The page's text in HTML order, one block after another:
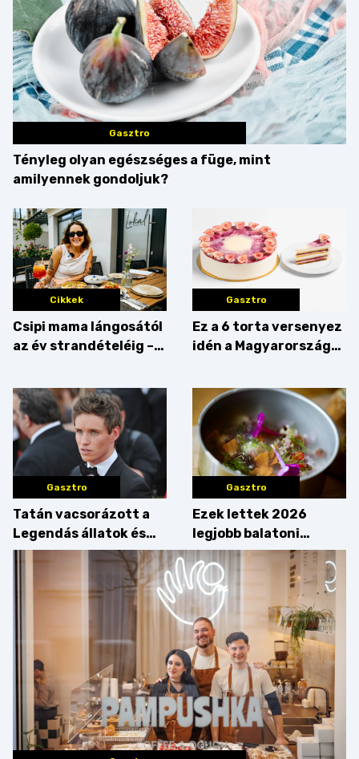
Gasztro
Tényleg olyan egészséges a füge, mint
amilyennek gondoljuk?
Cikkek
Csipi mama lángosától
az év strandételéig –
Balaton déli partját
Gasztro
Ez a 6 torta versenyez
idén a Magyarország
Gasztro
Tatán vacsorázott a
Legendás állatok és
megfigyelésük sztárja!
Gasztro
Ezek lettek 2026
legjobb balatoni
strandételei –
végigkóstoltuk a
győzteseket